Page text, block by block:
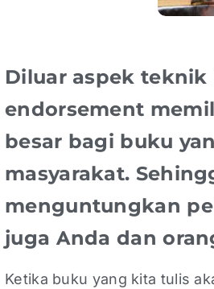
Diluar aspek
endorsement
besar bagi buku
masyarakat.
menguntungkan
juga Anda dan
Ketika buku yang kita tulis